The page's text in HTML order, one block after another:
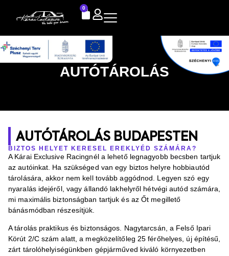
0
AUTÓTÁROLÁS
AUTÓTÁROLÁS BUDAPESTEN
BIZTOS HELYET KERESEL EREKLYÉD SZÁMÁRA?
A Kárai Exclusive Racingnél a lehető legnagyobb becsben tartjuk
az autóinkat. Ha szükséged van egy biztos helyre hobbiautód
tárolására, akkor nem kell tovább aggódnod. Legyen szó egy
nyaralás idejéről, vagy állandó lakhelyről hétvégi autód számára,
mi maximális biztonságban tartjuk és az Őt megillető
bánásmódban részesítjük.
A tárolás praktikus és biztonságos. Nagytarcsán, a Felső Ipari
Körút 2/C szám alatt, a megközelítőleg 25 férőhelyes, új építésű,
zárt tárolóhelyiségünkben gépjárműved kiváló környezetben